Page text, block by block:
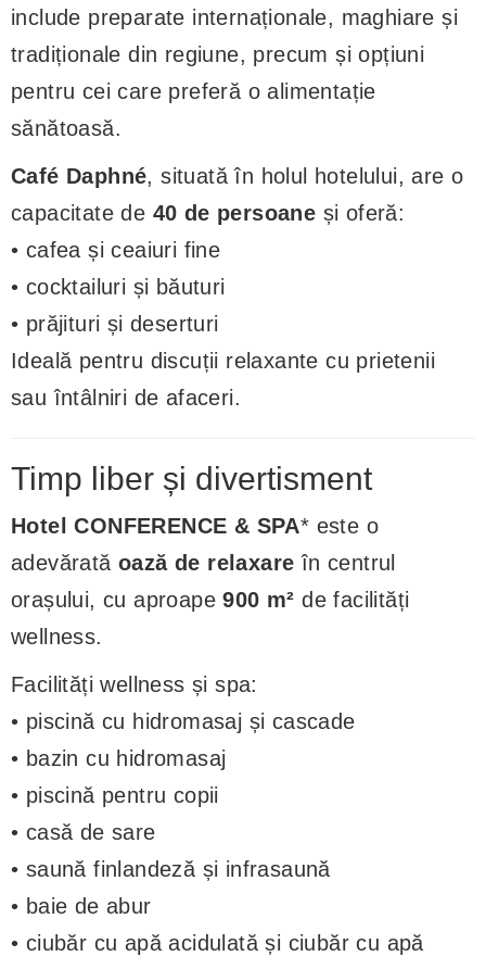
include preparate internaționale, maghiare și
tradiționale din regiune, precum și opțiuni
pentru cei care preferă o alimentație
sănătoasă.
Café Daphné, situată în holul hotelului, are o
capacitate de 40 de persoane și oferă:
• cafea și ceaiuri fine
• cocktailuri și băuturi
• prăjituri și deserturi
Ideală pentru discuții relaxante cu prietenii
sau întâlniri de afaceri.
Timp liber și divertisment
Hotel CONFERENCE & SPA* este o
adevăratăoază de relaxare în centrul
orașului, cu aproape900 m² de facilități
wellness.
Facilități wellness și spa:
• piscină cu hidromasaj și cascade
• bazin cu hidromasaj
• piscină pentru copii
• casă de sare
• saună finlandeză și infrasaună
• baie de abur
• ciubăr cu apă acidulată și ciubăr cu apă